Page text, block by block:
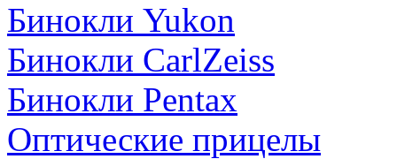
Бинокли Yukon
Бинокли CarlZeiss
Бинокли Pentax
Оптические прицелы